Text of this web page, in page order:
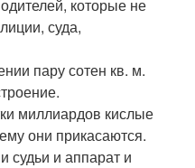
которые не
суда,
пару сотен кв. м.
миллиардов кислые
они прикасаются.
судьи и аппарат и